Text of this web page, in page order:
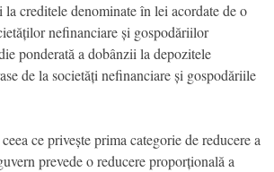
la creditele denominate în lei acordate de o
nefinanciare și gospodăriilor
ponderată a dobânzii la depozitele
de la societăți nefinanciare și gospodăriile
ce privește prima categorie de reducere a
prevede o reducere proporțională a